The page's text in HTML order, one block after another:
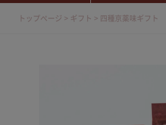
トップページ ギフト 四種京薬味ギフト